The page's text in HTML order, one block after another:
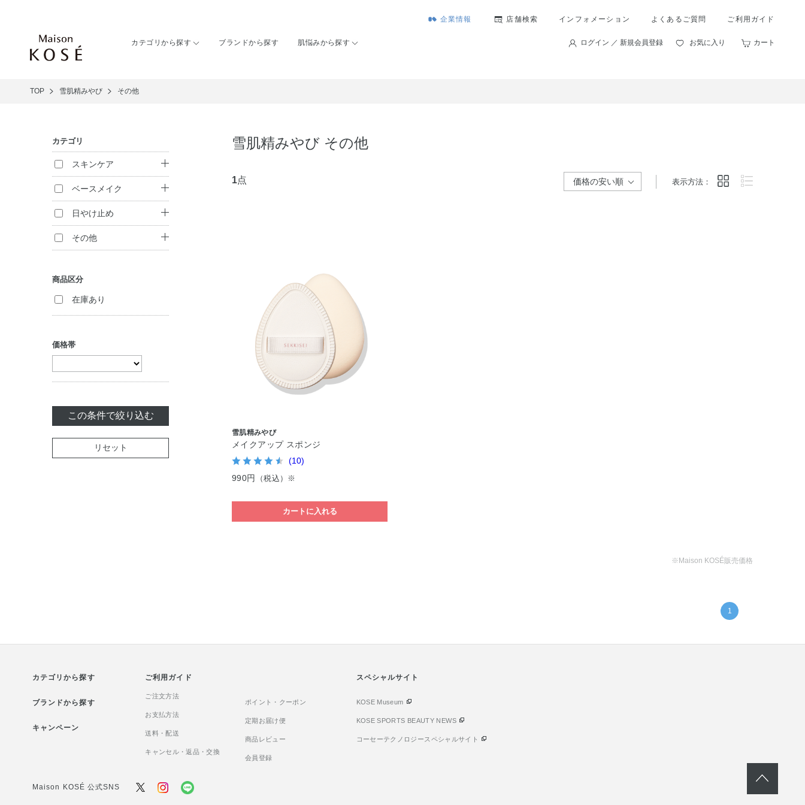
企業情報 店舗検索 インフォメーション よくあるご質問 ご利用ガイド
カテゴリから探す ブランドから探す 肌悩みから探す ログイン ／ 新規会員登録 お気に入り カート
TOP 雪肌精みやび その他
雪肌精みやび その他
カテゴリ
スキンケア
クレンジング
洗顔料
化粧水
セット商品
ベースメイク
ファンデーション
化粧下地
日やけ止め
日やけ止め
その他
商品区分
在庫あり
価格帯
この条件で絞り込む
リセット
1点 表示方法：
雪肌精みやび
メイクアップ スポンジ
(10)
990円
（税込）※
カートに入れる
※Maison KOSÉ販売価格
1
カテゴリから探す
ブランドから探す
キャンペーン
ご利用ガイド
ご注文方法
お支払方法
送料・配送
キャンセル・返品・交換
ポイント・クーポン
定期お届け便
商品レビュー
会員登録
スペシャルサイト
KOSE Museum
KOSE SPORTS BEAUTY NEWS
コーセーテクノロジースペシャルサイト
Maison KOSÉ 公式SNS